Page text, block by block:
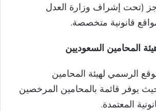
(تحت إشراف وزارة العدل
قانونية متخصصة.
المحامين السعوديين
الرسمي لهيئة المحامين
يوفر قائمة بالمحامين المرخصين
المعتمدة.